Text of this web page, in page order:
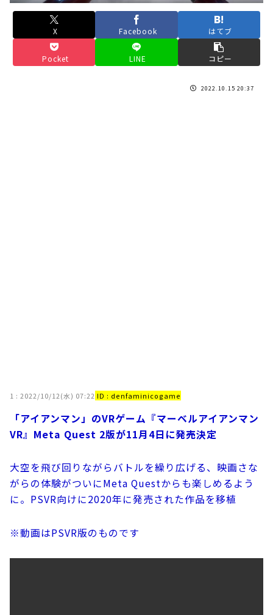
Powered by livedoor 相互RSS
X Facebook はてブ
Pocket LINE コピー
2022.10.15 20:37
1 : 2022/10/12(水) 07:22 ID : denfaminicogame
「アイアンマン」のVRゲーム『マーベルアイアンマン
VR』Meta Quest 2版が11月4日に発売決定
大空を飛び回りながらバトルを繰り広げる、映画さな
がらの体験がついにMeta Questからも楽しめるよう
に。PSVR向けに2020年に発売された作品を移植
※動画はPSVR版のものです